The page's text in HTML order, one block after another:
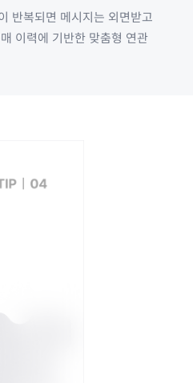
반복되면 메시지는 외면받고
이력에 기반한 맞춤형 연관